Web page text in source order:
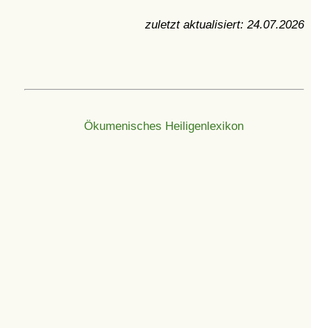
zuletzt aktualisiert: 24.07.2026
Ökumenisches Heiligenlexikon